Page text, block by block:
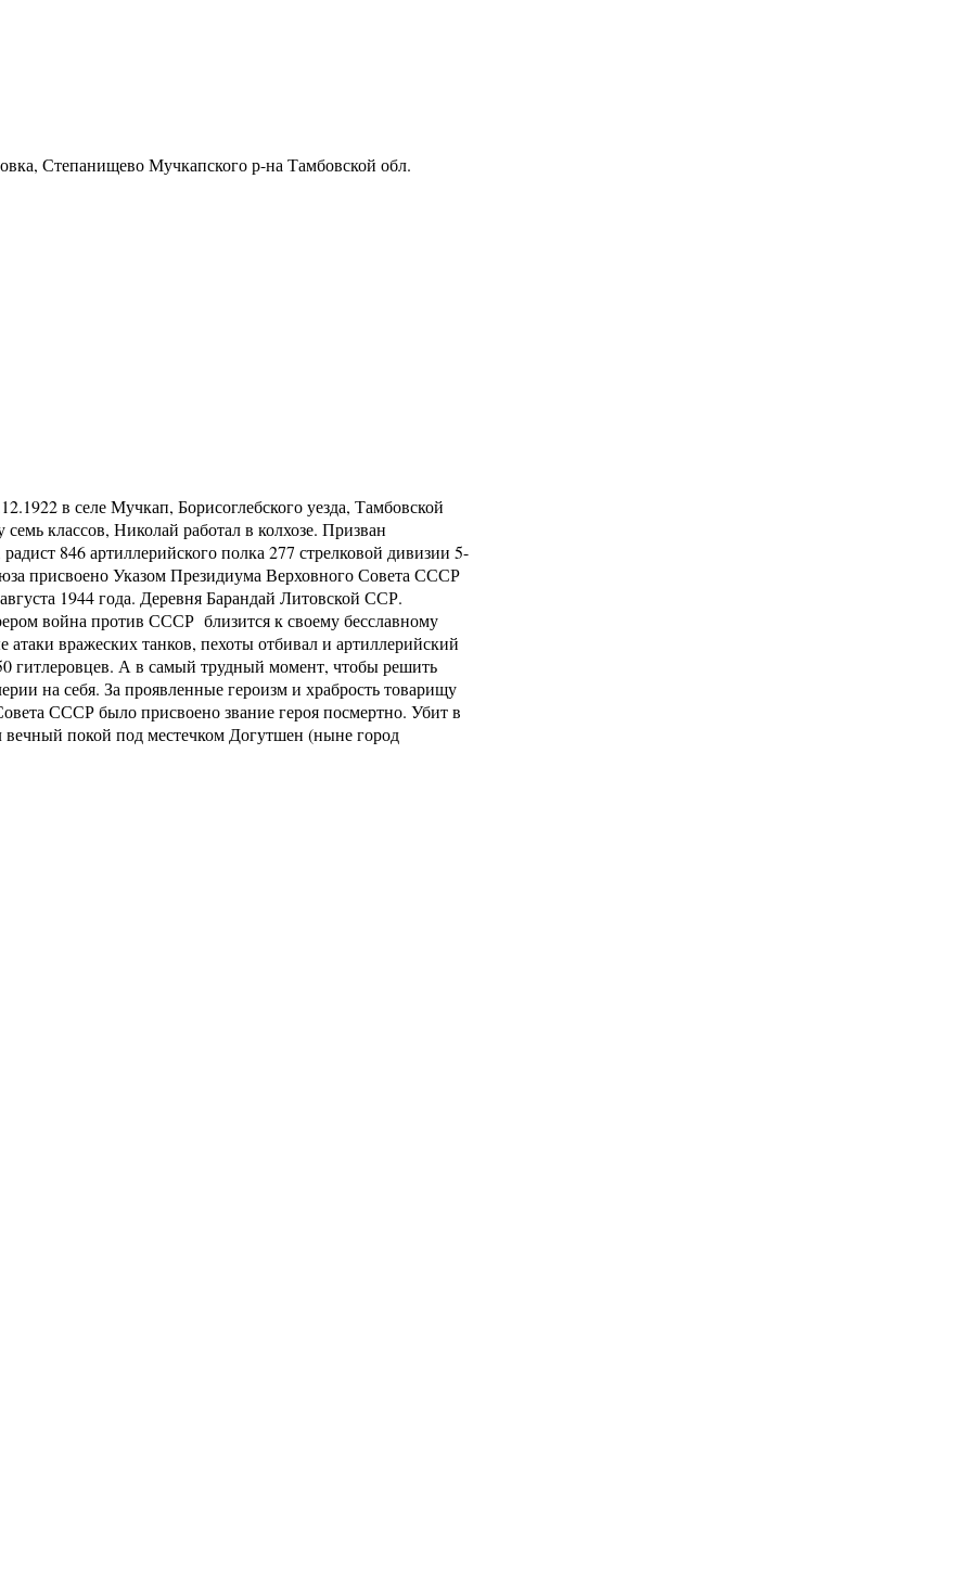
Степанищево Мучкапского р-на Тамбовской обл.
в селе Мучкап, Борисоглебского уезда, Тамбовской
классов, Николай работал в колхозе. Призван
846 артиллерийского полка 277 стрелковой дивизии 5-
присвоено Указом Президиума Верховного Совета СССР
1944 года. Деревня Барандай Литовской ССР.
война против СССР близится к своему бесславному
вражеских танков, пехоты отбивал и артиллерийский
гитлеровцев. А в самый трудный момент, чтобы решить
на себя. За проявленные героизм и храбрость товарищу
СССР было присвоено звание героя посмертно. Убит в
покой под местечком Догутшен (ныне город